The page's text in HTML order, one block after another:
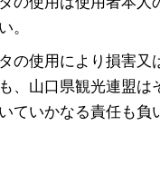
。
の使用により損害又
、山口県観光連盟は
ていかなる責任も負